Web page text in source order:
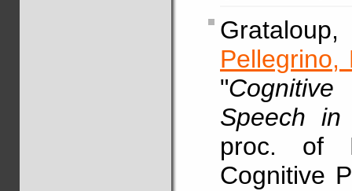
Pellegrino,
"
Speech in
proc. of
Cognitive